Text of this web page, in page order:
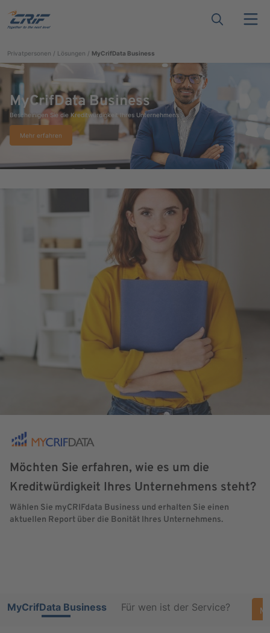
Privatpersonen Lösungen MyCrifData Business
MyCrifData Business
Bescheinigen Sie die Kreditwürdigkeit Ihres Unternehmens
Mehr erfahren
Möchten Sie erfahren, wie es um die
Kreditwürdigkeit Ihres Unternehmens steht?
Wählen Sie myCRIFdata Business und erhalten Sie einen
aktuellen Report über die Bonität Ihres Unternehmens.
MyCrifData Business Für wen ist der Service?